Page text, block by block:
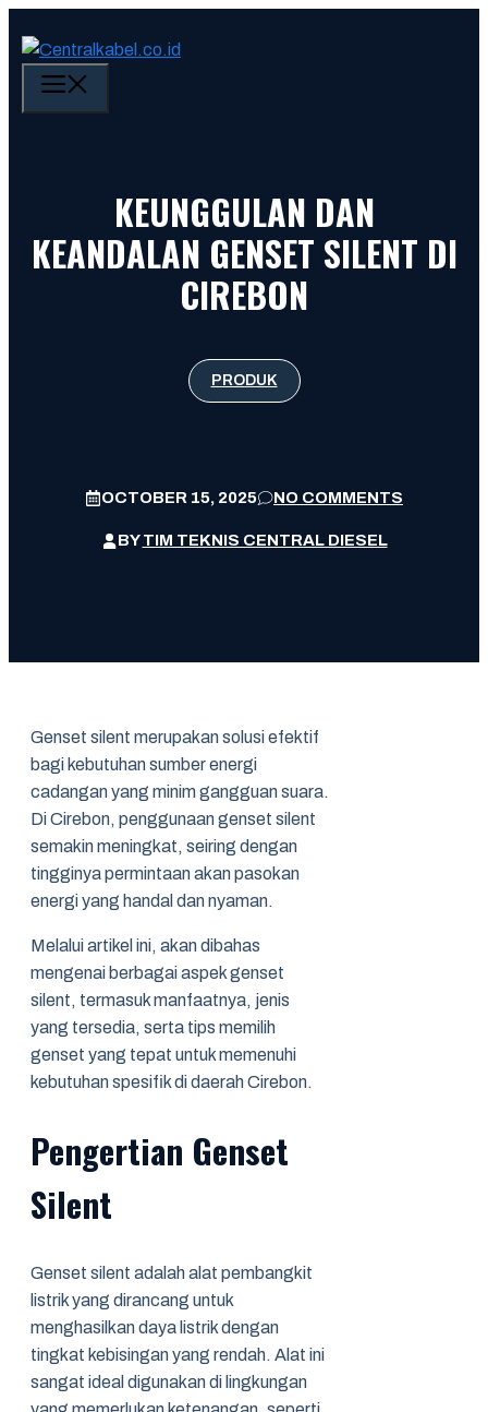
content
KEUNGGULAN DAN
KEANDALAN GENSET SILENT DI
CIREBON
PRODUK
OCTOBER 15, 2025 NO COMMENTS
BYTIM TEKNIS CENTRAL DIESEL
Genset silent merupakan solusi efektif
bagi kebutuhan sumber energi
cadangan yang minim gangguan suara.
Di Cirebon, penggunaan genset silent
semakin meningkat, seiring dengan
tingginya permintaan akan pasokan
energi yang handal dan nyaman.
Melalui artikel ini, akan dibahas
mengenai berbagai aspek genset
silent, termasuk manfaatnya, jenis
yang tersedia, serta tips memilih
genset yang tepat untuk memenuhi
kebutuhan spesifik di daerah Cirebon.
Pengertian Genset
Silent
Genset silent adalah alat pembangkit
listrik yang dirancang untuk
menghasilkan daya listrik dengan
tingkat kebisingan yang rendah. Alat ini
sangat ideal digunakan di lingkungan